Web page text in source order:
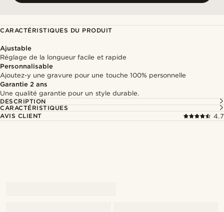
CARACTÉRISTIQUES DU PRODUIT
Ajustable
Réglage de la longueur facile et rapide
Personnalisable
Ajoutez-y une gravure pour une touche 100% personnelle
Garantie 2 ans
Une qualité garantie pour un style durable.
DESCRIPTION
CARACTÉRISTIQUES
AVIS CLIENT
4.7